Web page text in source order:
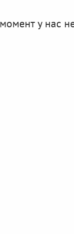
у нас